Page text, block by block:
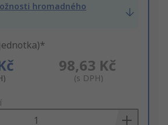
hromadného
98,63 Kč
(s DPH)